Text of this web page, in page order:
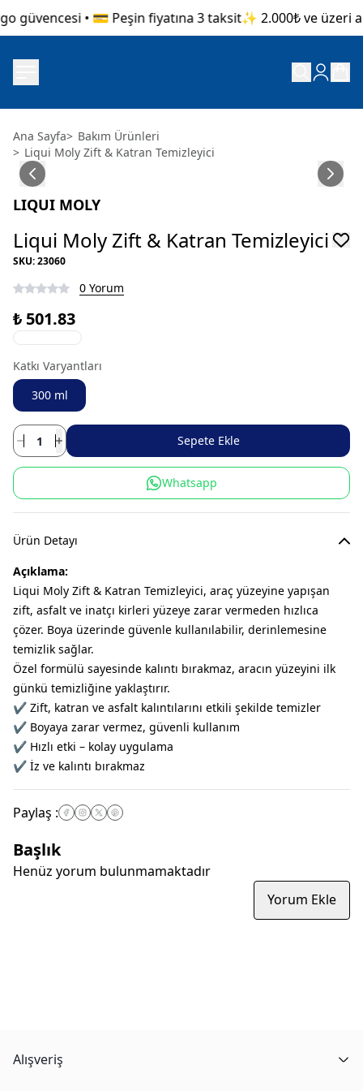
güvencesi • 💳 Peşin fiyatına 3 taksit✨ 2.000₺ ve üzeri
Ana Sayfa> Bakım Ürünleri
> Liqui Moly Zift & Katran Temizleyici
LIQUI MOLY
Liqui Moly Zift & Katran Temizleyici
SKU:23060
0 Yorum
₺ 501.83
Katkı Varyantları
300 ml
Sepete Ekle
Whatsapp
Ürün Detayı
Açıklama:
Liqui Moly Zift & Katran Temizleyici, araç yüzeyine yapışan
zift, asfalt ve inatçı kirleri yüzeye zarar vermeden hızlıca
çözer. Boya üzerinde güvenle kullanılabilir, derinlemesine
temizlik sağlar.
Özel formülü sayesinde kalıntı bırakmaz, aracın yüzeyini ilk
günkü temizliğine yaklaştırır.
✔ Zift, katran ve asfalt kalıntılarını etkili şekilde temizler
✔ Boyaya zarar vermez, güvenli kullanım
✔ Hızlı etki – kolay uygulama
✔ İz ve kalıntı bırakmaz
Paylaş :
Başlık
Henüz yorum bulunmamaktadır
Yorum Ekle
Alışveriş